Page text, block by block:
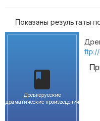
Показаны результаты
Древнерусские
драматические произведения
ftp://